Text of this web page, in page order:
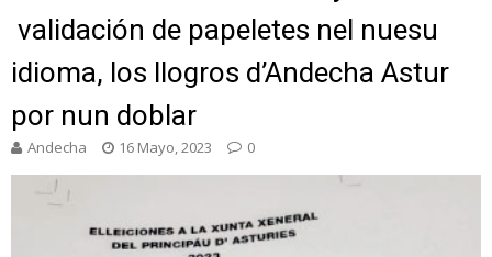
validación de papeletes nel nuesu
idioma, los llogros d’Andecha Astur
por nun doblar
Andecha 16 Mayo, 2023 0